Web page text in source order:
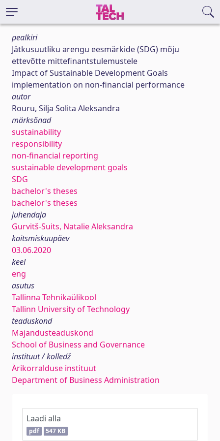
pealkiri
Jätkusuutliku arengu eesmärkide (SDG) mõju
ettevõtte mittefinantstulemustele
Impact of Sustainable Development Goals
implementation on non-financial performance
autor
Rouru, Silja Solita Aleksandra
märksõnad
sustainability
responsibility
non-financial reporting
sustainable development goals
SDG
bachelor's theses
bachelor's theses
juhendaja
Gurvitš-Suits, Natalie Aleksandra
kaitsmiskuupäev
03.06.2020
keel
eng
asutus
Tallinna Tehnikaülikool
Tallinn University of Technology
teaduskond
Majandusteaduskond
School of Business and Governance
instituut / kolledž
Ärikorralduse instituut
Department of Business Administration
Laadi alla
pdf 547 KB